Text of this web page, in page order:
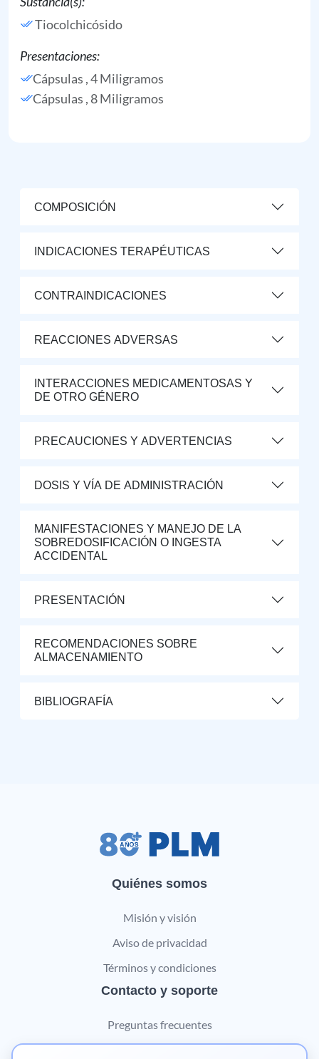
Tiocolchicósido
Presentaciones:
Cápsulas , 4 Miligramos
Cápsulas , 8 Miligramos
COMPOSICIÓN
INDICACIONES TERAPÉUTICAS
CONTRAINDICACIONES
REACCIONES ADVERSAS
INTERACCIONES MEDICAMENTOSAS Y
DE OTRO GÉNERO
PRECAUCIONES Y ADVERTENCIAS
DOSIS Y VÍA DE ADMINISTRACIÓN
MANIFESTACIONES Y MANEJO DE LA
SOBREDOSIFICACIÓN O INGESTA
ACCIDENTAL
PRESENTACIÓN
RECOMENDACIONES SOBRE
ALMACENAMIENTO
BIBLIOGRAFÍA
Quiénes somos
Misión y visión
Aviso de privacidad
Términos y condiciones
Contacto y soporte
Preguntas frecuentes
Contáctanos